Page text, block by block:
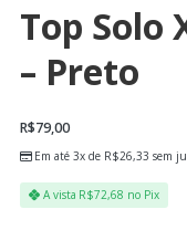
Top Solo
– Preto
R$79,00
Em até 3x de R$26,33 sem
A vista R$72,68 no Pix